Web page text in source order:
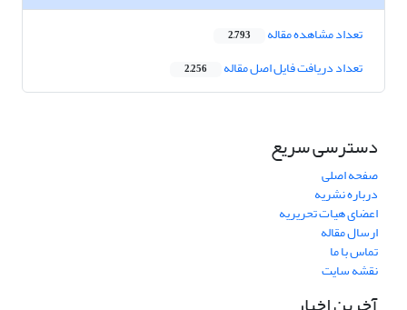
تعداد مشاهده مقاله 2,793
تعداد دریافت فایل اصل مقاله 2,256
دسترسی سریع
صفحه اصلی
درباره نشریه
اعضای هیات تحریریه
ارسال مقاله
تماس با ما
نقشه سایت